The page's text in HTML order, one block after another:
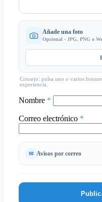
Añade una foto
Opcional · JPG, PNG o
Consejo: pulsa uno o varios
experiencia.
Nombre *
Correo electrónico *
Avisos por correo